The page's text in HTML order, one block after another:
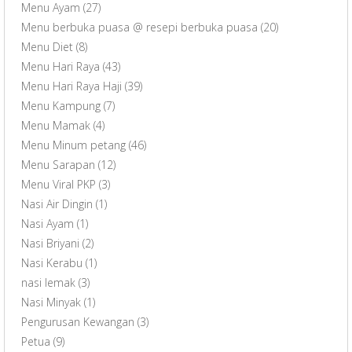
Menu Ayam (27)
Menu berbuka puasa @ resepi berbuka puasa (20)
Menu Diet (8)
Menu Hari Raya (43)
Menu Hari Raya Haji (39)
Menu Kampung (7)
Menu Mamak (4)
Menu Minum petang (46)
Menu Sarapan (12)
Menu Viral PKP (3)
Nasi Air Dingin (1)
Nasi Ayam (1)
Nasi Briyani (2)
Nasi Kerabu (1)
nasi lemak (3)
Nasi Minyak (1)
Pengurusan Kewangan (3)
Petua (9)